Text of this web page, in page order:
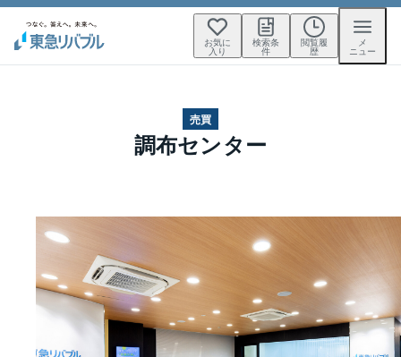
お気に
入り
検索条
件
閲覧履
歴
メ
ニュー
売買
調布センター